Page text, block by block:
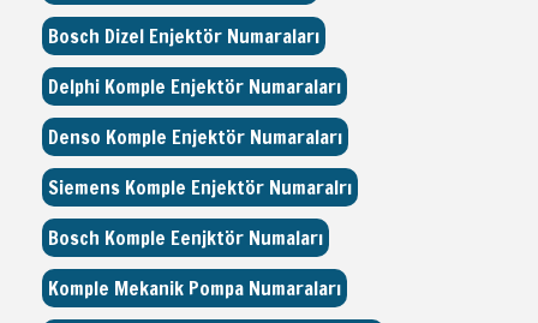
Bosch Dizel Enjektör Numaraları
Delphi Komple Enjektör Numaraları
Denso Komple Enjektör Numaraları
Siemens Komple Enjektör Numaralrı
Bosch Komple Eenjktör Numaları
Komple Mekanik Pompa Numaraları